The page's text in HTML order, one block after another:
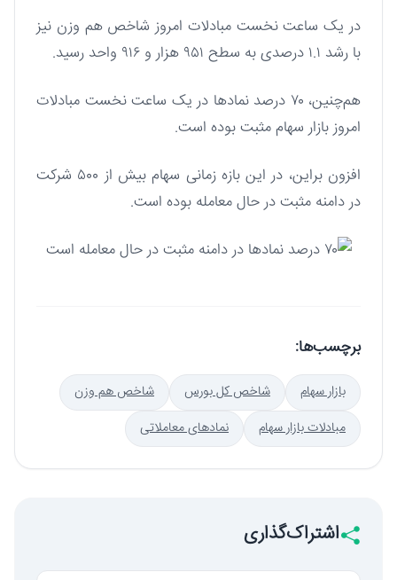
در یک ساعت نخست مبادلات امروز شاخص هم وزن نیز
با رشد ۱.۱ درصدی به سطح ۹۵۱ هزار و ۹۱۶ واحد رسید.
هم‌چنین، ۷۰ درصد نمادها در یک ساعت نخست مبادلات
امروز بازار سهام مثبت بوده است.
افزون براین، در این بازه زمانی سهام بیش از ۵۰۰ شرکت
در دامنه مثبت در حال معامله بوده است.
برچسب‌ها:
بازار سهام شاخص کل بورس
شاخص هم وزن
مبادلات بازار سهام
نمادهای معاملاتی
اشتراک‌گذاری